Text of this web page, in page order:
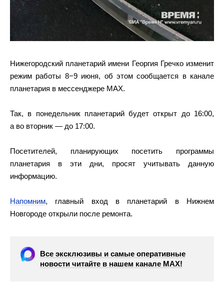
Нижегородский планетарий имени Георгия Гречко изменит
режим работы 8−9 июня, об этом сообщается в канале
планетария в мессенджере MAX.
Так, в понедельник планетарий будет открыт до 16:00,
а во вторник — до 17:00.
Посетителей, планирующих посетить программы
планетария в эти дни, просят учитывать данную
информацию.
Напомним, главный вход в планетарий в Нижнем
Новгороде открыли после ремонта.
Все эксклюзивы и самые оперативные
новости читайте в нашем канале МАХ!